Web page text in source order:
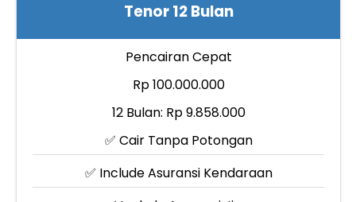
Tenor 12 Bulan
Pencairan Cepat
Rp 100.000.000
12 Bulan: Rp 9.858.000
✅ Cair Tanpa Potongan
✅ Include Asuransi Kendaraan